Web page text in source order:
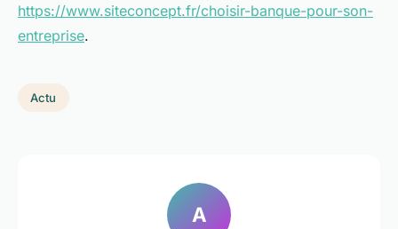
https://www.siteconcept.fr/choisir-banque-pour-son-
entreprise.
Actu
A